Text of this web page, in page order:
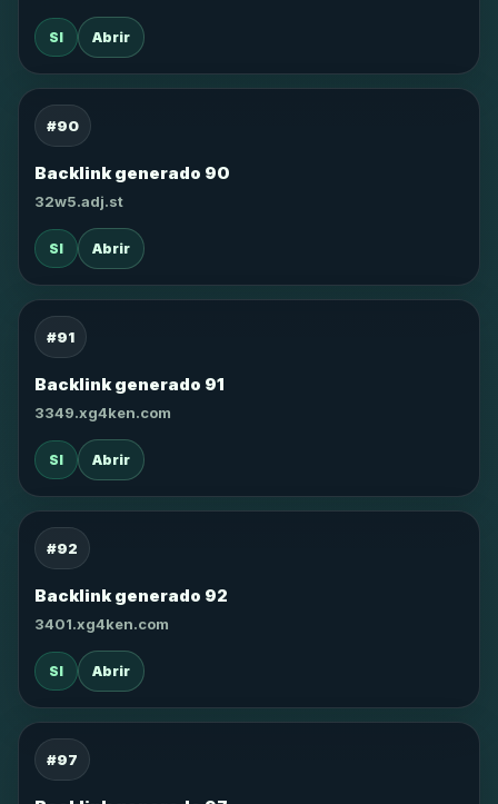
SI Abrir
#90
Backlink generado 90
32w5.adj.st
SI Abrir
#91
Backlink generado 91
3349.xg4ken.com
SI Abrir
#92
Backlink generado 92
3401.xg4ken.com
SI Abrir
#97